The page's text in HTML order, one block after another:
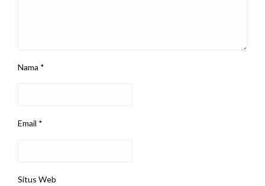
Nama *
Email *
Situs Web